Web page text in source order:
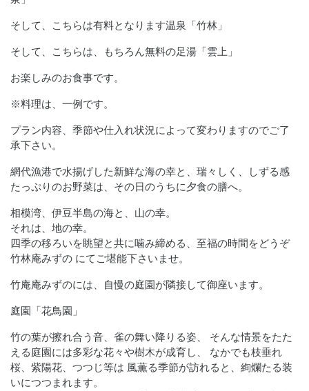
そして、こちらは有料となります温泉「竹林」
そして、こちらは、もちろん無料の足湯「雲上」
お楽しみのお食事です。
※料理は、一例です。
プラン内容、季節や仕入れ状況によって変わりますのでご了
承下さい。
網代漁港で水揚げした新鮮な海の幸と、瑞々しく、しずる感
たっぷりのお野菜は、その日のうちに夕食の膳へ。
相模湾、伊豆半島の海と、山の幸。
それは、地の幸。
四季の移ろいを眺望と共に噛み締める、至福の時間をどうぞ
竹林庵みずの にてご堪能下さいませ。
竹庵庵みずのには、自慢の庭園が隣接して御座います。
庭園「花鳥園」
竹の葉が擦れ合う音、雀の舞い降りる姿、 そんな情景をたた
える庭園には多彩な花々や樹木が成育し、 なかでも枝垂れ
桜、紫陽花、つつじ等は 風薫る季節が訪れると、絢爛たる装
いにつつまれます。